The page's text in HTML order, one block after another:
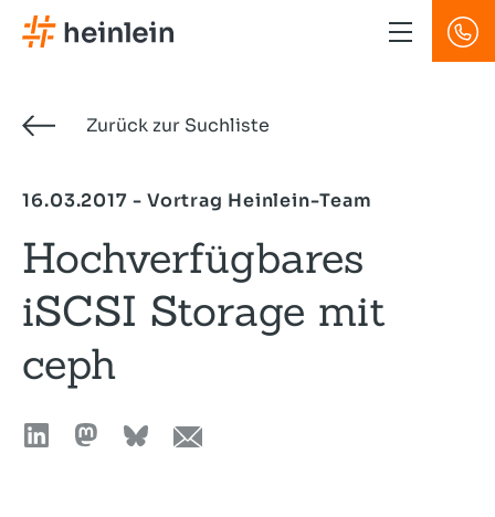
Direkt
zum
Zurück zur Suchliste
16.03.2017 - Vortrag Heinlein-Team
Hochverfügbares
iSCSI Storage mit
ceph